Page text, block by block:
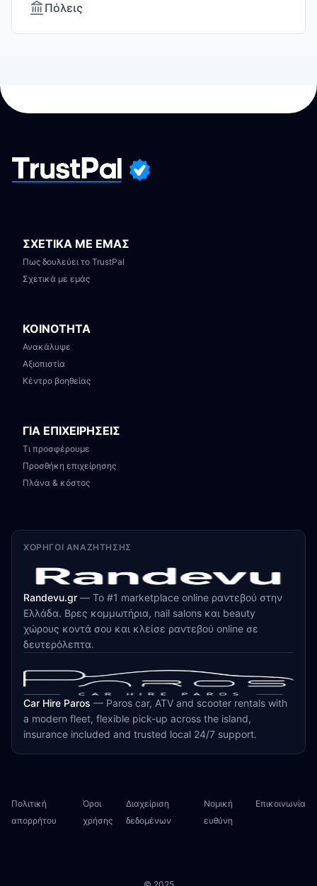
Πόλεις
ΣΧΕΤΙΚΑ ΜΕ ΕΜΑΣ
Πως δουλεύει το TrustPal
Σχετικά με εμάς
ΚΟΙΝΟΤΗΤΑ
Ανακάλυψε
Αξιοπιστία
Κέντρο βοηθείας
ΓΙΑ ΕΠΙΧΕΙΡΗΣΕΙΣ
Τι προσφέρουμε
Προσθήκη επιχείρησης
Πλάνα & κόστος
ΧΟΡΗΓΟΊ ΑΝΑΖΉΤΗΣΗΣ
Randevu.gr — Το #1 marketplace online ραντεβού στην
Ελλάδα. Βρες κομμωτήρια, nail salons και beauty
χώρους κοντά σου και κλείσε ραντεβού online σε
δευτερόλεπτα.
Car Hire Paros — Paros car, ATV and scooter rentals with
a modern fleet, flexible pick-up across the island,
insurance included and trusted local 24/7 support.
Πολιτική
απορρήτου
Όροι
χρήσης
Διαχείριση
δεδομένων
Νομική
ευθύνη
Επικοινωνία